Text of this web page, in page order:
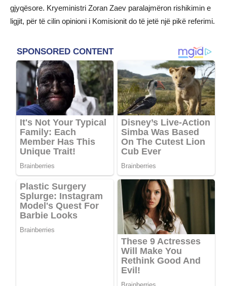
gjyqësore. Kryeministri Zoran Zaev paralajmëron rishikimin e
ligjit, për të cilin opinioni i Komisionit do të jetë një pikë referimi.